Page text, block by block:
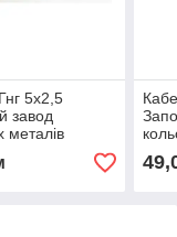
5х2,5
завод
металів